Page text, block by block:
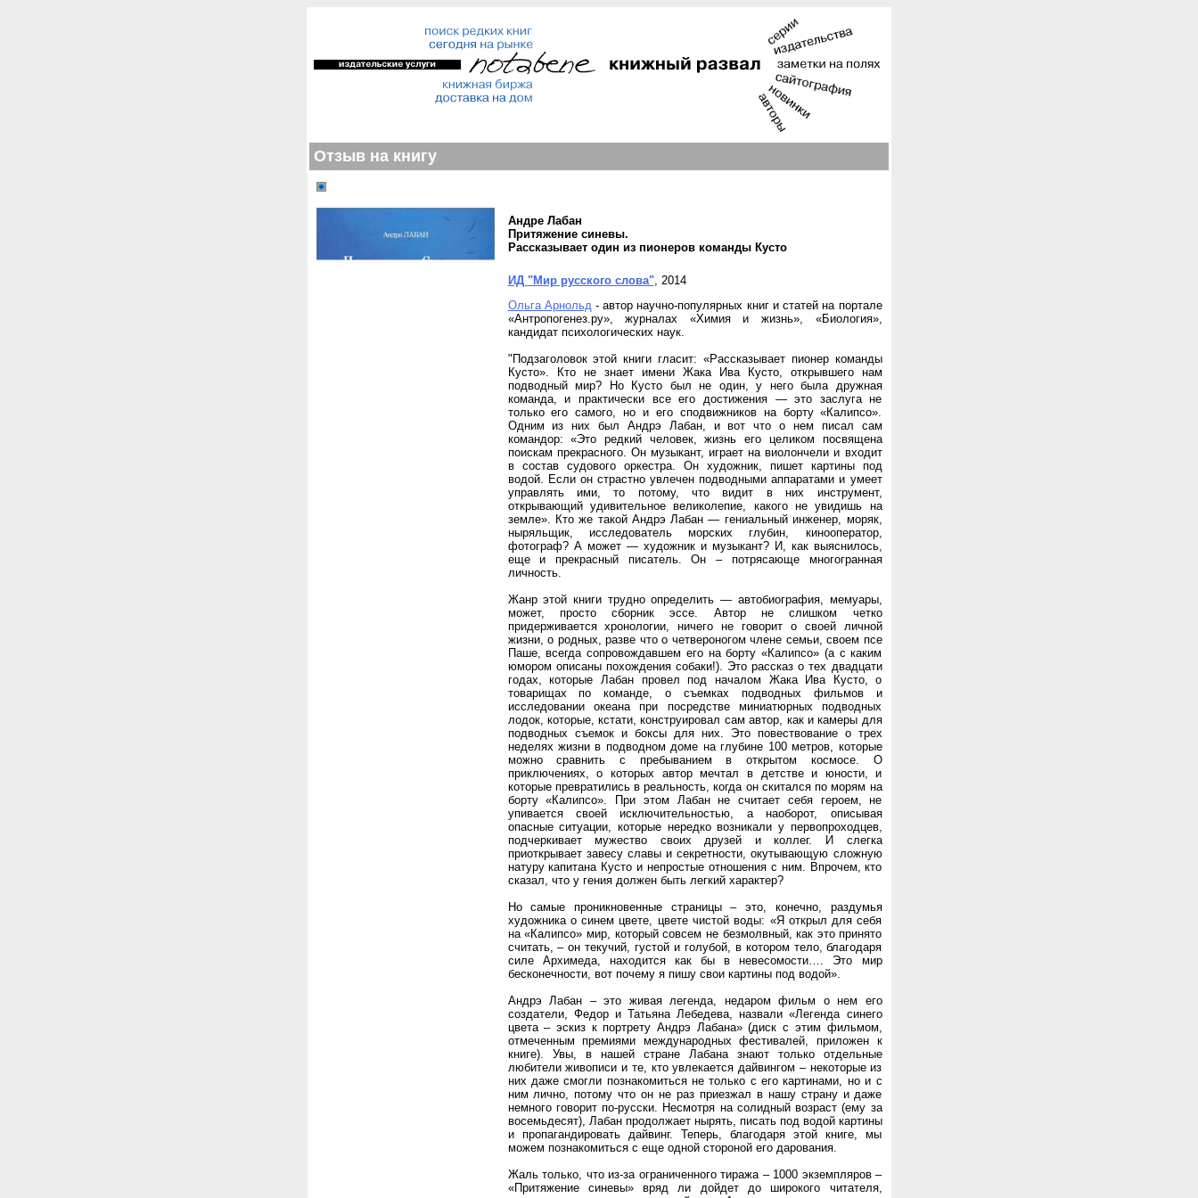
Отзыв на книгу
Андре Лабан
Притяжение синевы.
Рассказывает один из пионеров команды Кусто
ИД "Мир русского слова", 2014
Ольга Арнольд - автор научно-популярных книг и статей на портале
«Антропогенез.ру», журналах «Химия и жизнь», «Биология»,
кандидат психологических наук.
"Подзаголовок этой книги гласит: «Рассказывает пионер команды
Кусто». Кто не знает имени Жака Ива Кусто, открывшего нам
подводный мир? Но Кусто был не один, у него была дружная
команда, и практически все его достижения — это заслуга не
только его самого, но и его сподвижников на борту «Калипсо».
Одним из них был Андрэ Лабан, и вот что о нем писал сам
командор: «Это редкий человек, жизнь его целиком посвящена
поискам прекрасного. Он музыкант, играет на виолончели и входит
в состав судового оркестра. Он художник, пишет картины под
водой. Если он страстно увлечен подводными аппаратами и умеет
управлять ими, то потому, что видит в них инструмент,
открывающий удивительное великолепие, какого не увидишь на
земле». Кто же такой Андрэ Лабан — гениальный инженер, моряк,
ныряльщик, исследователь морских глубин, кинооператор,
фотограф? А может — художник и музыкант? И, как выяснилось,
еще и прекрасный писатель. Он – потрясающе многогранная
личность.
Жанр этой книги трудно определить — автобиография, мемуары,
может, просто сборник эссе. Автор не слишком четко
придерживается хронологии, ничего не говорит о своей личной
жизни, о родных, разве что о четвероногом члене семьи, своем псе
Паше, всегда сопровождавшем его на борту «Калипсо» (а с каким
юмором описаны похождения собаки!). Это рассказ о тех двадцати
годах, которые Лабан провел под началом Жака Ива Кусто, о
товарищах по команде, о съемках подводных фильмов и
исследовании океана при посредстве миниатюрных подводных
лодок, которые, кстати, конструировал сам автор, как и камеры для
подводных съемок и боксы для них. Это повествование о трех
неделях жизни в подводном доме на глубине 100 метров, которые
можно сравнить с пребыванием в открытом космосе. О
приключениях, о которых автор мечтал в детстве и юности, и
которые превратились в реальность, когда он скитался по морям на
борту «Калипсо». При этом Лабан не считает себя героем, не
упивается своей исключительностью, а наоборот, описывая
опасные ситуации, которые нередко возникали у первопроходцев,
подчеркивает мужество своих друзей и коллег. И слегка
приоткрывает завесу славы и секретности, окутывающую сложную
натуру капитана Кусто и непростые отношения с ним. Впрочем, кто
сказал, что у гения должен быть легкий характер?
Но самые проникновенные страницы – это, конечно, раздумья
художника о синем цвете, цвете чистой воды: «Я открыл для себя
на «Калипсо» мир, который совсем не безмолвный, как это принято
считать, – он текучий, густой и голубой, в котором тело, благодаря
силе Архимеда, находится как бы в невесомости…. Это мир
бесконечности, вот почему я пишу свои картины под водой».
Андрэ Лабан – это живая легенда, недаром фильм о нем его
создатели, Федор и Татьяна Лебедева, назвали «Легенда синего
цвета – эскиз к портрету Андрэ Лабана» (диск с этим фильмом,
отмеченным премиями международных фестивалей, приложен к
книге). Увы, в нашей стране Лабана знают только отдельные
любители живописи и те, кто увлекается дайвингом – некоторые из
них даже смогли познакомиться не только с его картинами, но и с
ним лично, потому что он не раз приезжал в нашу страну и даже
немного говорит по-русски. Несмотря на солидный возраст (ему за
восемьдесят), Лабан продолжает нырять, писать под водой картины
и пропагандировать дайвинг. Теперь, благодаря этой книге, мы
можем познакомиться с еще одной стороной его дарования.
Жаль только, что из-за ограниченного тиража – 1000 экземпляров –
«Притяжение синевы» вряд ли дойдет до широкого читателя,